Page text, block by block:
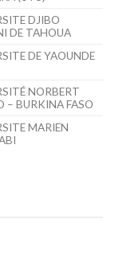
DJIBO
DE TAHOUA
DE YAOUNDE
NORBERT
– BURKINA FASO
MARIEN